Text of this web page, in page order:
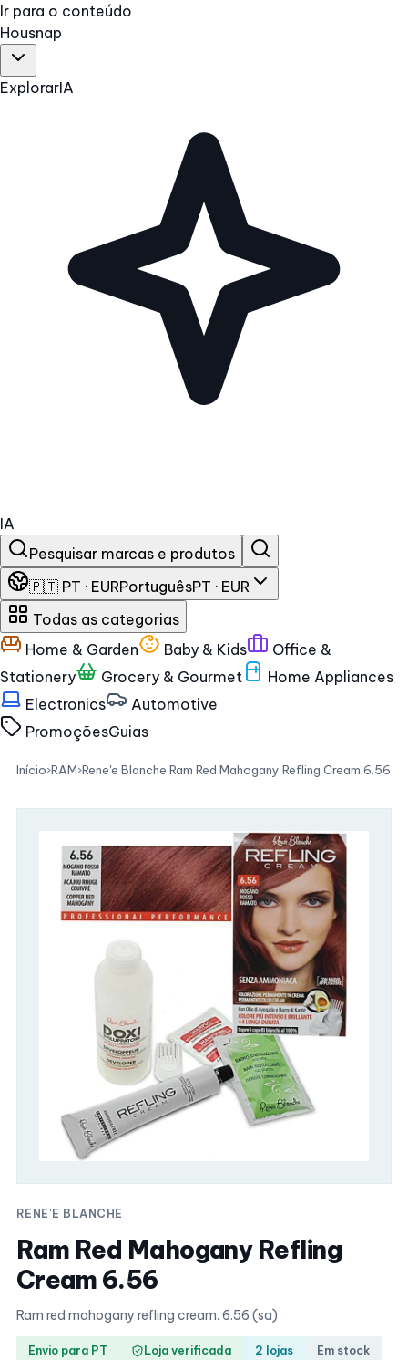
Ir para o conteúdo
Housnap
ExplorarIA
IA
Pesquisar marcas e produtos
🇵🇹 PT · EURPortuguêsPT · EUR
Todas as categorias
Home & Garden
Baby & Kids
Office &
Stationery
Grocery & Gourmet
Home Appliances
Electronics
Automotive
PromoçõesGuias
Início›RAM›Rene'e Blanche Ram Red Mahogany Refling Cream 6.56
RENE'E BLANCHE
Ram Red Mahogany Refling
Cream 6.56
Ram red mahogany refling cream. 6.56 (sa)
Envio para PT Loja verificada 2 lojas Em stock